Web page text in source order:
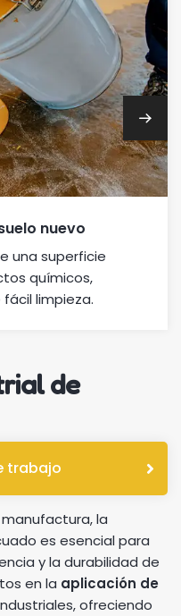
nuevo
una superficie
químicos,
limpieza.
de
trabajo
la
es esencial para
y la durabilidad de
en la aplicación de
ofreciendo